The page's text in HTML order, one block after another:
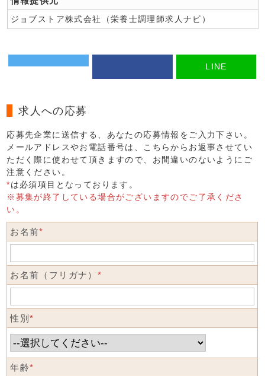
ジョブストア株式会社（栄養士調理師求人ナビ）
LINE
求人への応募
応募先企業に送信する、あなたの応募情報をご入力下さい。
メールアドレスやお電話番号は、こちらからお返事させてい
ただく際に使わせて頂きますので、お間違いのないようにご
注意ください。
*は必須項目となっております。
※募集が終了している場合がございますのでご了承くださ
い。
お名前*
お名前（フリガナ） *
性別*
年齢*